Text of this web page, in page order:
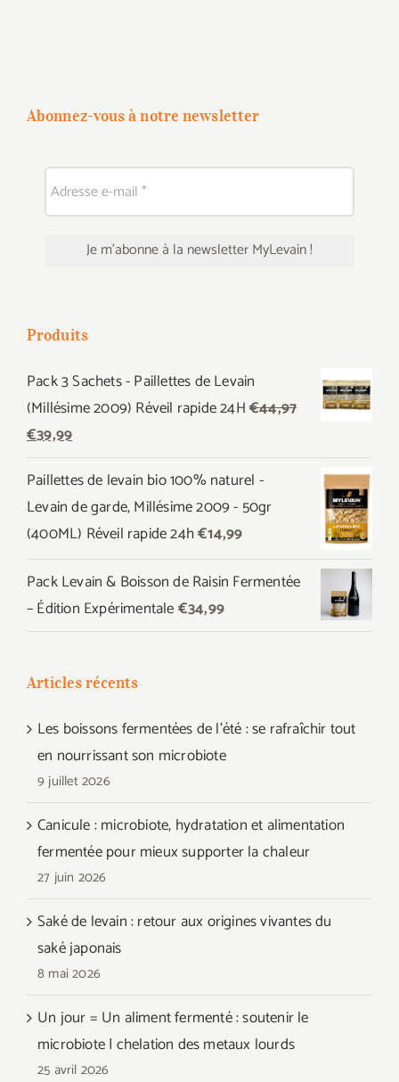
Abonnez-vous à notre newsletter
Produits
Pack 3 Sachets - Paillettes de Levain
(Millésime 2009) Réveil rapide 24H€44,97
Le
initial
était :
€44,97.
€39,99Le
actuel
est :
€39,99.
Paillettes de levain bio 100% naturel -
Levain de garde, Millésime 2009 - 50gr
(400ML) Réveil rapide 24h€14,99
Pack Levain & Boisson de Raisin Fermentée
– Édition Expérimentale€34,99
Articles récents
Les boissons fermentées de l’été : se rafraîchir tout
en nourrissant son microbiote
9 juillet 2026
Canicule : microbiote, hydratation et alimentation
fermentée pour mieux supporter la chaleur
27 juin 2026
Saké de levain : retour aux origines vivantes du
saké japonais
8 mai 2026
Un jour = Un aliment fermenté : soutenir le
microbiote | chelation des metaux lourds
25 avril 2026